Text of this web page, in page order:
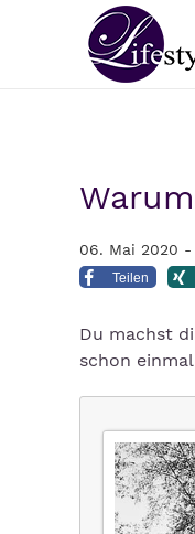
06. Mai 2020 -
Teilen
Du machst
schon